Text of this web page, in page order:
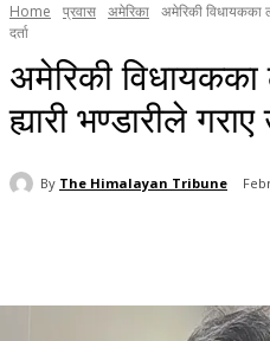
Home प्रवास अमेरिका अमेरिकी विधायकका
दर्ता
अमेरिकी विधायकका
ह्यारी भण्डारीले गराए
By The Himalayan Tribune